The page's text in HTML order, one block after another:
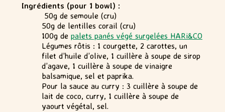
Ingrédients (pour 1 bowl) :
50g de semoule (cru)
50g de lentilles corail (cru)
100g de palets panés végé surgelées HARi&CO
Légumes rôtis : 1 courgette, 2 carottes, un
filet d’huile d’olive, 1 cuillère à soupe de sirop
d’agave, 1 cuillère à soupe de vinaigre
balsamique, sel et paprika.
Pour la sauce au curry : 3 cuillère à soupe de
lait de coco, curry, 1 cuillère à soupe de
yaourt végétal, sel.